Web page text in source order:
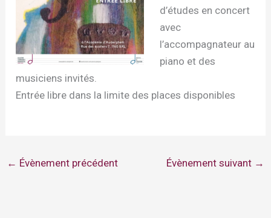
d’études en concert
avec
l’accompagnateur au
piano et des
musiciens invités.
Entrée libre dans la limite des places disponibles
← Évènement précédent Évènement suivant →